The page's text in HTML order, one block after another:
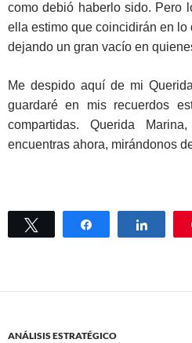
como debió haberlo sido. Pero
ella estimo que coincidirán en lo
dejando un gran vacío en
Me despido aquí de mi
guardaré en mis recuerdos
compartidas. Querida
encuentras ahora, mirándonos
Twittear Compartir
ANÁLISIS ESTRATÉGICO